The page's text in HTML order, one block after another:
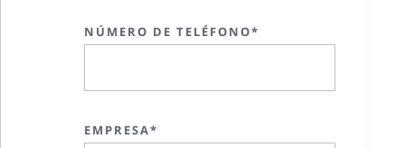
NÚMERO DE TELÉFONO*
EMPRESA*